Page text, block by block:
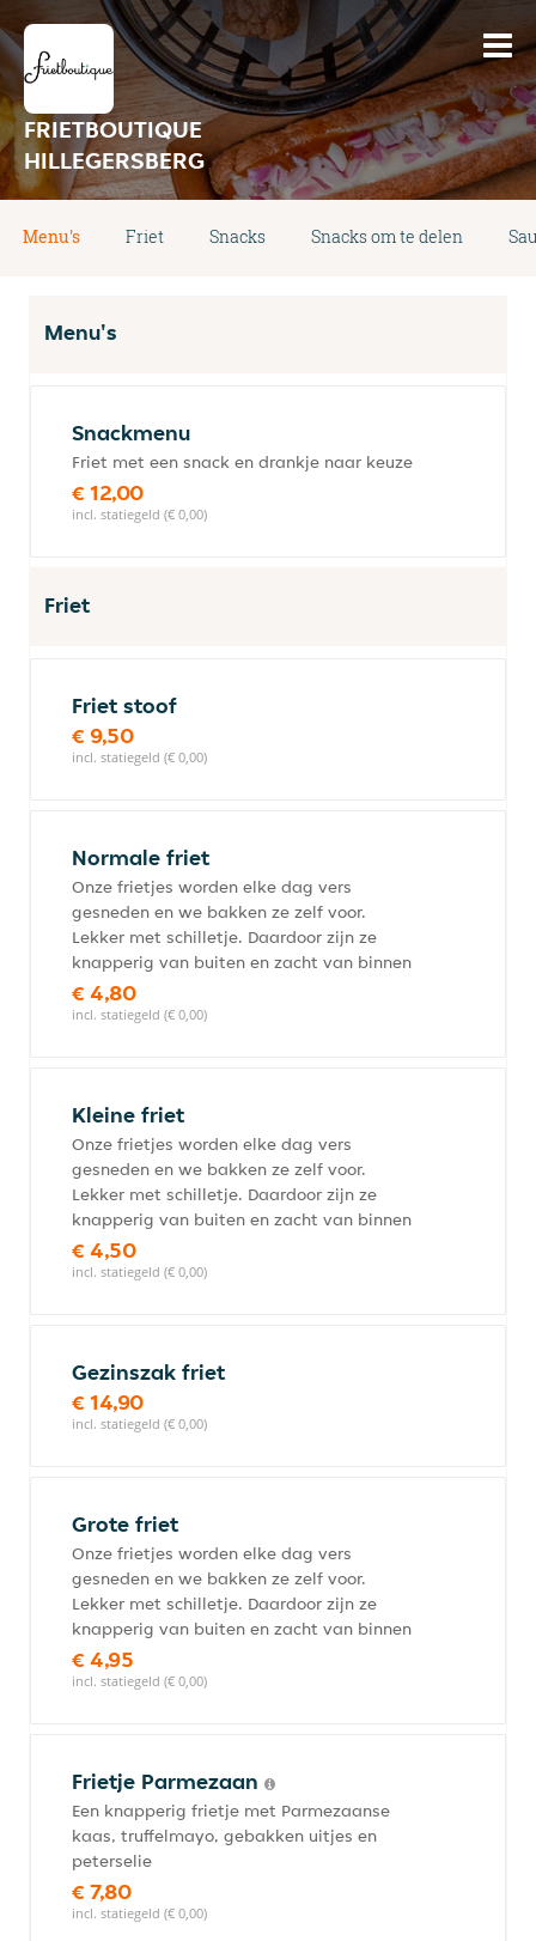
FRIETBOUTIQUE
HILLEGERSBERG
Menu's Friet Snacks Snacks om te delen
Menu's
Snackmenu
Friet met een snack en drankje naar keuze
€ 12,00
incl. statiegeld (€ 0,00)
Friet
Friet stoof
€ 9,50
incl. statiegeld (€ 0,00)
Normale friet
Onze frietjes worden elke dag vers
gesneden en we bakken ze zelf voor.
Lekker met schilletje. Daardoor zijn ze
knapperig van buiten en zacht van binnen
€ 4,80
incl. statiegeld (€ 0,00)
Kleine friet
Onze frietjes worden elke dag vers
gesneden en we bakken ze zelf voor.
Lekker met schilletje. Daardoor zijn ze
knapperig van buiten en zacht van binnen
€ 4,50
incl. statiegeld (€ 0,00)
Gezinszak friet
€ 14,90
incl. statiegeld (€ 0,00)
Grote friet
Onze frietjes worden elke dag vers
gesneden en we bakken ze zelf voor.
Lekker met schilletje. Daardoor zijn ze
knapperig van buiten en zacht van binnen
€ 4,95
incl. statiegeld (€ 0,00)
Frietje Parmezaan
Een knapperig frietje met Parmezaanse
kaas, truffelmayo, gebakken uitjes en
peterselie
€ 7,80
incl. statiegeld (€ 0,00)